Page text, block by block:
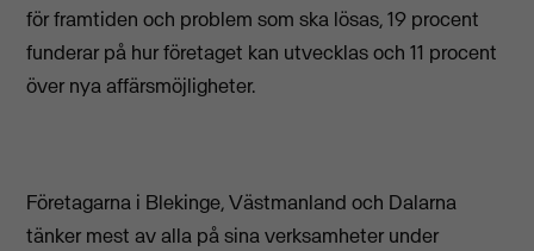
för framtiden och problem som ska lösas, 19 procent
funderar på hur företaget kan utvecklas och 11 procent
över nya affärsmöjligheter.
Företagarna i Blekinge, Västmanland och Dalarna
tänker mest av alla på sina verksamheter under